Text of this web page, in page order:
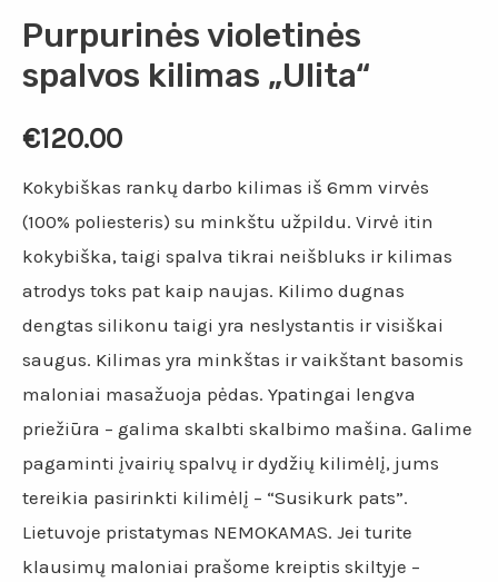
Purpurinės violetinės
spalvos kilimas „Ulita“
€120.00
Kokybiškas rankų darbo kilimas iš 6mm virvės
(100% poliesteris) su minkštu užpildu. Virvė itin
kokybiška, taigi spalva tikrai neišbluks ir kilimas
atrodys toks pat kaip naujas. Kilimo dugnas
dengtas silikonu taigi yra neslystantis ir visiškai
saugus. Kilimas yra minkštas ir vaikštant basomis
maloniai masažuoja pėdas. Ypatingai lengva
priežiūra – galima skalbti skalbimo mašina. Galime
pagaminti įvairių spalvų ir dydžių kilimėlį, jums
tereikia pasirinkti kilimėlį – “Susikurk pats”.
Lietuvoje pristatymas NEMOKAMAS. Jei turite
klausimų maloniai prašome kreiptis skiltyje –